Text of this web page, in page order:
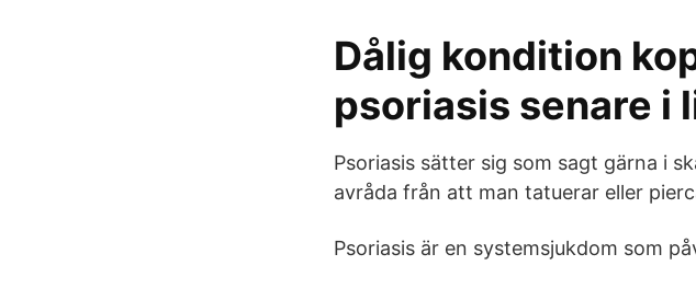
Dålig kondition
psoriasis senare i
Psoriasis sätter sig som sagt gärna i
avråda från att man tatuerar eller
Psoriasis är en systemsjukdom som